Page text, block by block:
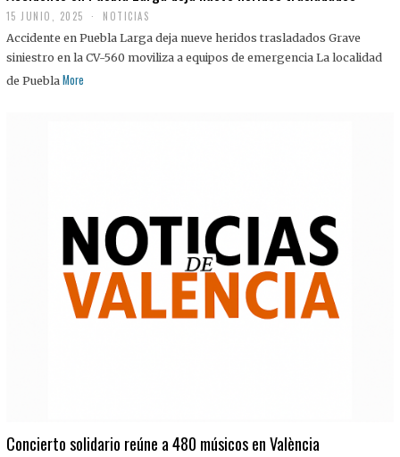
15 JUNIO, 2025 NOTICIAS
Accidente en Puebla Larga deja nueve heridos trasladados Grave
siniestro en la CV-560 moviliza a equipos de emergencia La localidad
de Puebla More
Concierto solidario reúne a 480 músicos en València